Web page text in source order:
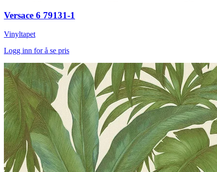
Versace 6 79131-1
Vinyltapet
Logg inn for å se pris